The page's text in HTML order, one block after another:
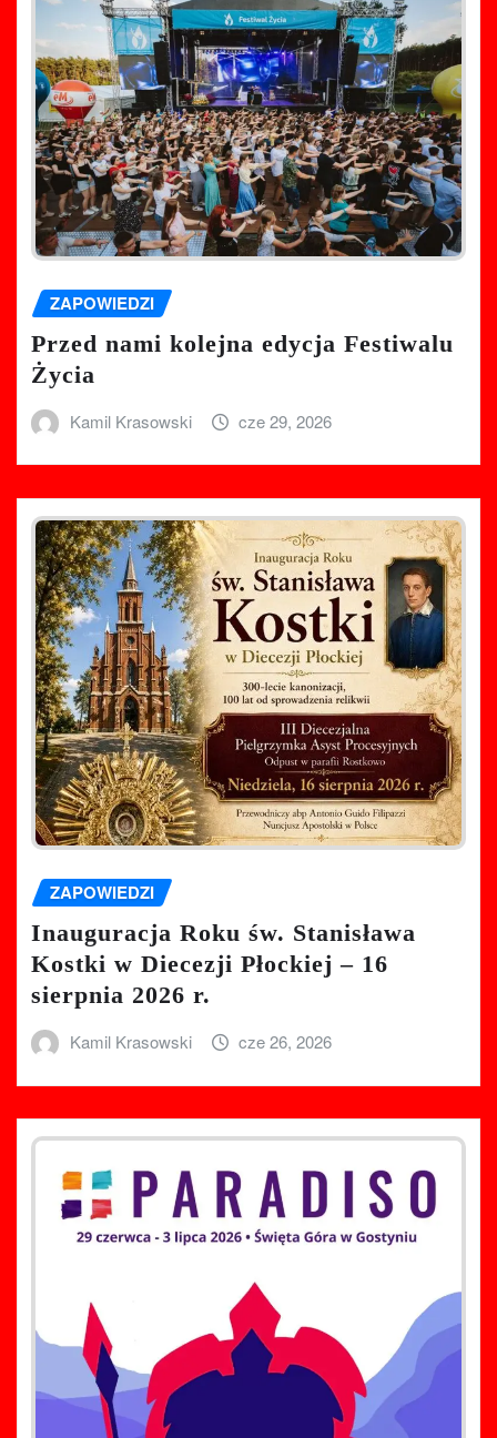
ZAPOWIEDZI
Przed nami kolejna edycja Festiwalu
Życia
Kamil Krasowski cze 29, 2026
ZAPOWIEDZI
Inauguracja Roku św. Stanisława
Kostki w Diecezji Płockiej – 16
sierpnia 2026 r.
Kamil Krasowski cze 26, 2026